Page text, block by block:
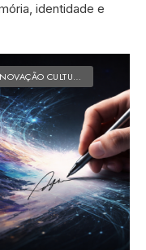
identidade e
INOVAÇÃO CULTURAL